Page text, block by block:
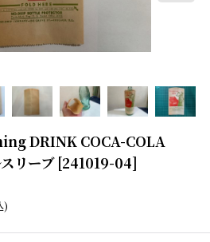
DRINK COCA-COLA
リーブ [241019-04]
)